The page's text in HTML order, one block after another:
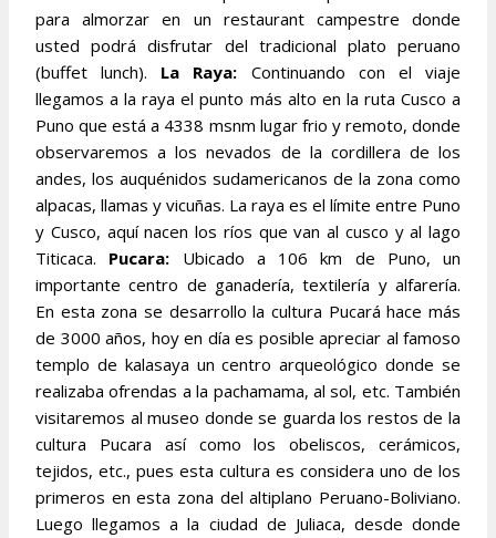
para almorzar en un restaurant campestre donde
usted podrá disfrutar del tradicional plato peruano
(buffet lunch). La Raya: Continuando con el viaje
llegamos a la raya el punto más alto en la ruta Cusco a
Puno que está a 4338 msnm lugar frio y remoto, donde
observaremos a los nevados de la cordillera de los
andes, los auquénidos sudamericanos de la zona como
alpacas, llamas y vicuñas. La raya es el límite entre Puno
y Cusco, aquí nacen los ríos que van al cusco y al lago
Titicaca. Pucara: Ubicado a 106 km de Puno, un
importante centro de ganadería, textilería y alfarería.
En esta zona se desarrollo la cultura Pucará hace más
de 3000 años, hoy en día es posible apreciar al famoso
templo de kalasaya un centro arqueológico donde se
realizaba ofrendas a la pachamama, al sol, etc. También
visitaremos al museo donde se guarda los restos de la
cultura Pucara así como los obeliscos, cerámicos,
tejidos, etc., pues esta cultura es considera uno de los
primeros en esta zona del altiplano Peruano-Boliviano.
Luego llegamos a la ciudad de Juliaca, desde donde